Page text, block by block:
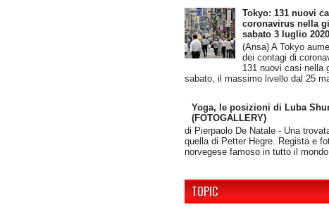
Tokyo: 131 nuovi
coronavirus nella
sabato 3 luglio 2020
(Ansa) A Tokyo
dei contagi di
131 nuovi casi nella
sabato, il massimo livello dal 25
Yoga, le posizioni di Luba
(FOTOGALLERY)
di Pierpaolo De Natale - Una
quella di Petter Hegre. Regista e
norvegese famoso in tutto il mondo
TOPIC